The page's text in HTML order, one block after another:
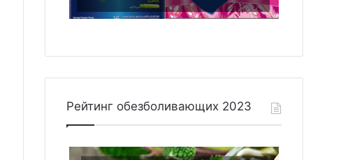
Рейтинг обезболивающих 2023